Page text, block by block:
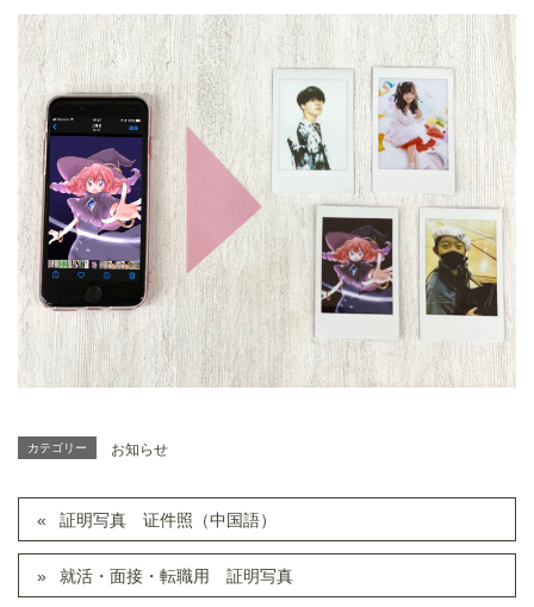
カテゴリー お知らせ
証明写真 证件照（中国語）
就活・面接・転職用 証明写真